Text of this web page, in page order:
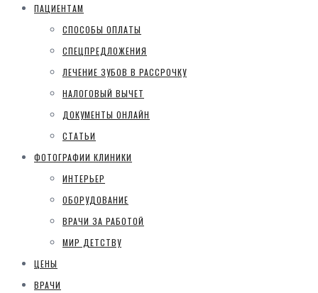
ПАЦИЕНТАМ
СПОСОБЫ ОПЛАТЫ
СПЕЦПРЕДЛОЖЕНИЯ
ЛЕЧЕНИЕ ЗУБОВ В РАССРОЧКУ
НАЛОГОВЫЙ ВЫЧЕТ
ДОКУМЕНТЫ ОНЛАЙН
СТАТЬИ
ФОТОГРАФИИ КЛИНИКИ
ИНТЕРЬЕР
ОБОРУДОВАНИЕ
ВРАЧИ ЗА РАБОТОЙ
МИР ДЕТСТВУ
ЦЕНЫ
ВРАЧИ